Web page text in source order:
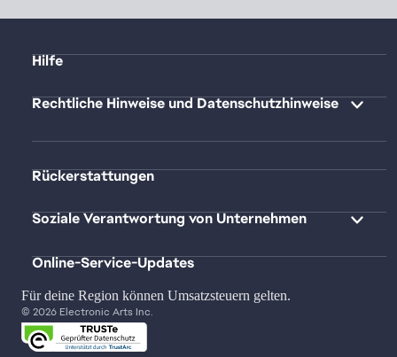
Hilfe
Rechtliche Hinweise und Datenschutzhinweise
Rückerstattungen
Soziale Verantwortung von Unternehmen
Online-Service-Updates
Für deine Region können Umsatzsteuern gelten.
© 2026 Electronic Arts Inc.